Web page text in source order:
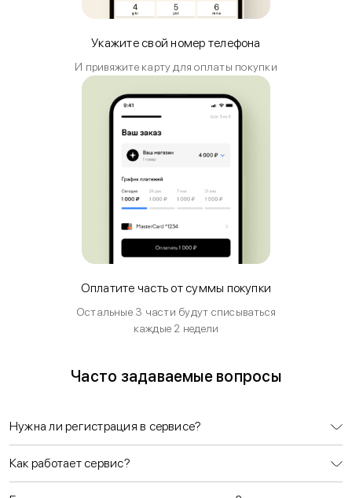
Укажите свой номер телефона
И привяжите карту для оплаты покупки
Оплатите часть от суммы покупки
Остальные 3 части будут списываться
каждые 2 недели
Часто задаваемые вопросы
Нужна ли регистрация в сервисе?
Как работает сервис?